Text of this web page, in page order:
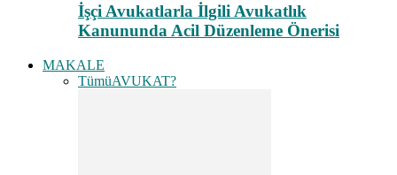
İşçi Avukatlarla İlgili Avukatlık
Kanununda Acil Düzenleme Önerisi
MAKALE
TümüAVUKAT?